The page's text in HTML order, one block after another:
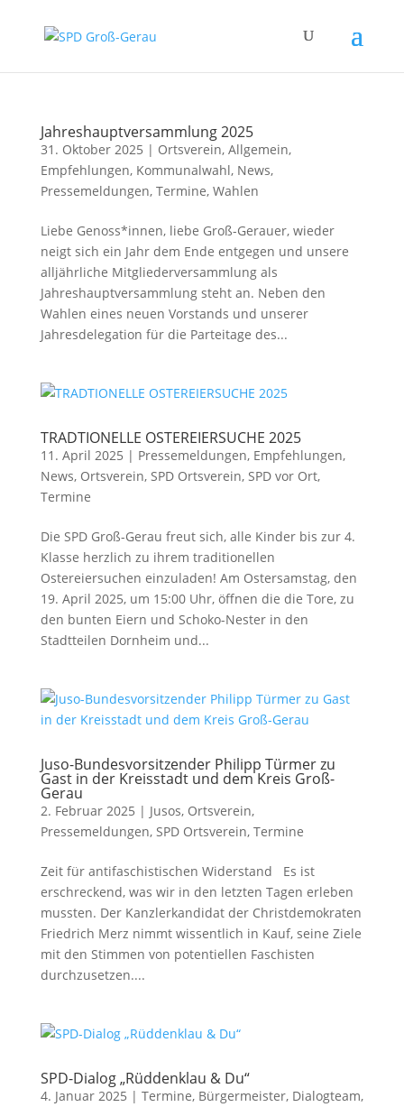
Jahreshauptversammlung 2025
31. Oktober 2025 | Ortsverein, Allgemein,
Empfehlungen, Kommunalwahl, News,
Pressemeldungen, Termine, Wahlen
Liebe Genoss*innen, liebe Groß-Gerauer, wieder
neigt sich ein Jahr dem Ende entgegen und unsere
alljährliche Mitgliederversammlung als
Jahreshauptversammlung steht an. Neben den
Wahlen eines neuen Vorstands und unserer
Jahresdelegation für die Parteitage des...
TRADTIONELLE OSTEREIERSUCHE 2025
11. April 2025 | Pressemeldungen, Empfehlungen,
News, Ortsverein, SPD Ortsverein, SPD vor Ort,
Termine
Die SPD Groß-Gerau freut sich, alle Kinder bis zur 4.
Klasse herzlich zu ihrem traditionellen
Ostereiersuchen einzuladen! Am Ostersamstag, den
19. April 2025, um 15:00 Uhr, öffnen die die Tore, zu
den bunten Eiern und Schoko-Nester in den
Stadtteilen Dornheim und...
Juso-Bundesvorsitzender Philipp Türmer zu
Gast in der Kreisstadt und dem Kreis Groß-
Gerau
2. Februar 2025 | Jusos, Ortsverein,
Pressemeldungen, SPD Ortsverein, Termine
Zeit für antifaschistischen Widerstand Es ist
erschreckend, was wir in den letzten Tagen erleben
mussten. Der Kanzlerkandidat der Christdemokraten
Friedrich Merz nimmt wissentlich in Kauf, seine Ziele
mit den Stimmen von potentiellen Faschisten
durchzusetzen....
SPD-Dialog „Rüddenklau & Du“
4. Januar 2025 | Termine, Bürgermeister, Dialogteam,